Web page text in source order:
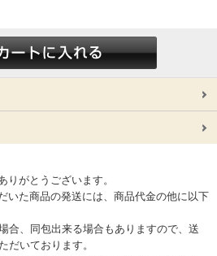
りがとうございます。
いた商品の発送には、商品代金の他に以下
合、同包出来る場合もありますので、送
だいております。